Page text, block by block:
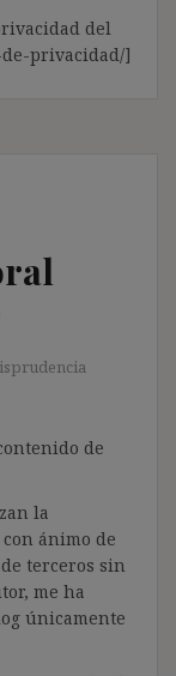
del
privacidad/]
de
la
ánimo de
terceros sin
me ha
únicamente